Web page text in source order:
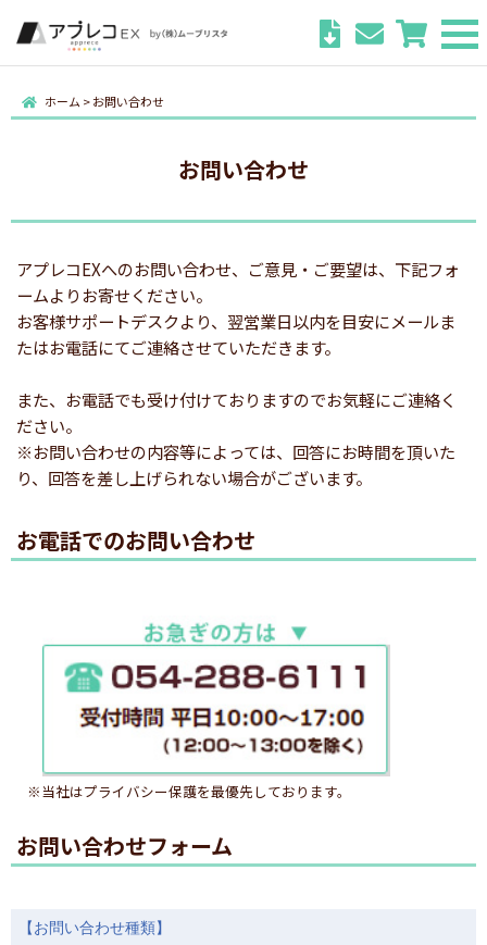
ホーム >お問い合わせ
お問い合わせ
アプレコEXへのお問い合わせ、ご意見・ご要望は、下記フォ
ームよりお寄せください。
お客様サポートデスクより、翌営業日以内を目安にメールま
たはお電話にてご連絡させていただきます。
また、お電話でも受け付けておりますのでお気軽にご連絡く
ださい。
※お問い合わせの内容等によっては、回答にお時間を頂いた
り、回答を差し上げられない場合がございます。
お電話でのお問い合わせ
※当社はプライバシー保護を最優先しております。
お問い合わせフォーム